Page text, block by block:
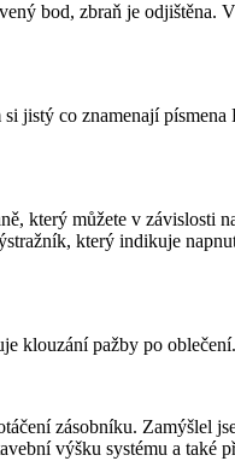
bod, zbraň je
jistý co znamenají
který můžete v závislosti
který indikuje
klouzání pažby po oblečení.
zásobníku. Zamýšlel
výšku systému a také